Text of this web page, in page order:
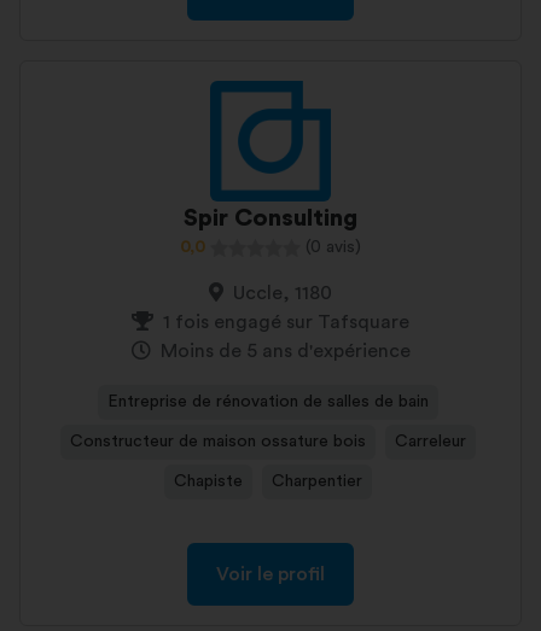
Spir Consulting
0,0 (0 avis)
Uccle, 1180
1 fois engagé sur Tafsquare
Moins de 5 ans d'expérience
Entreprise de rénovation de salles de bain
Constructeur de maison ossature bois Carreleur
Chapiste Charpentier
Voir le profil